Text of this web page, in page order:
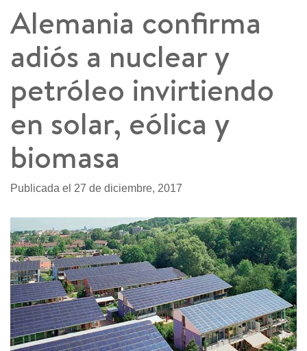
Alemania confirma
adiós a nuclear y
petróleo invirtiendo
en solar, eólica y
biomasa
Publicada el 27 de diciembre, 2017